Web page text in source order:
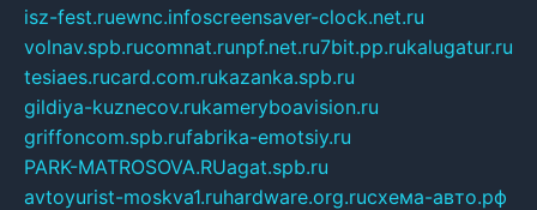
isz-fest.ruewnc.infoscreensaver-clock.net.ru
volnav.spb.rucomnat.runpf.net.ru7bit.pp.rukalugatur.ru
tesiaes.rucard.com.rukazanka.spb.ru
gildiya-kuznecov.rukameryboavision.ru
griffoncom.spb.rufabrika-emotsiy.ru
PARK-MATROSOVA.RUagat.spb.ru
avtoyurist-moskva1.ruhardware.org.ruсхема-авто.рф